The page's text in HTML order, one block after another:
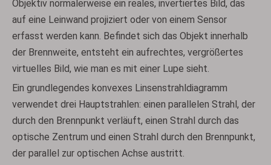
Objektiv normalerweise ein reales, invertiertes Bild, das
auf eine Leinwand projiziert oder von einem Sensor
erfasst werden kann. Befindet sich das Objekt innerhalb
der Brennweite, entsteht ein aufrechtes, vergrößertes
virtuelles Bild, wie man es mit einer Lupe sieht.
Ein grundlegendes konvexes Linsenstrahldiagramm
verwendet drei Hauptstrahlen: einen parallelen Strahl, der
durch den Brennpunkt verläuft, einen Strahl durch das
optische Zentrum und einen Strahl durch den Brennpunkt,
der parallel zur optischen Achse austritt.